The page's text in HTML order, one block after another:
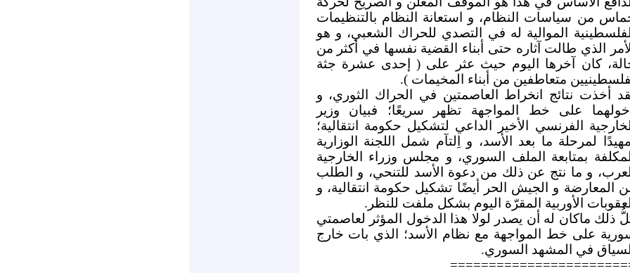
من سياسات النظام، و استعانة النظام بالتنظيمات
الفلسطينية الموالية له في التصدي للحراك الشعبي، و هو
الأمر الذي طالت آثاره حتى أبناء القضية نفسها في أكثر من
كان آخرها اليوم حيث عثر على ( إحدى عشرة جثة
متعاطفين من أبناء المخيمات ).
أخذت نتائج انخراط العاصمتين في الحراك الثوري، و
على خط المواجهة تظهر سريعًا؛ فبيان وزير
الخارجية الفرنسي الأخير الداعي لتشكيل حكومة انتقالية؛
لمرحلة ما بعد الأسد، و اِلتآم شمل اللجنة الوزارية
المكلفة بمتابعة الملف السوري، و مجلس وزراء الخارجية
العرب، و ما نتج عن ذلك من دعوة الأسد للتنحي، و الطلب
المعارضة و الجيش الحر أيضًا تشكيل حكومة انتقالية، و
العقوبات الأوربية المقرّة اليوم بشكل ملفت للنظر.
ذلك ماكان له أن يصدر لولا هذا الدخول المؤثر لعاصمتي
على خط المواجهة مع نظام الأسد؛ الذي بات خارج
السياق في المشهد السوري.